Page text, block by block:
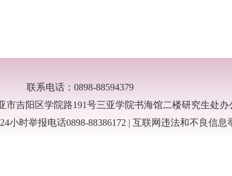
联系电话：0898-88594379
市吉阳区学院路191号三亚学院书海馆二楼研究生处办
小时举报电话0898-88386172 | 互联网违法和不良信息